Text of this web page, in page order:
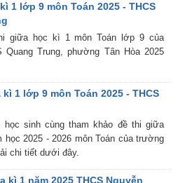
1 lớp 9 môn Toán 2025 - THCS
giữa học kì 1 môn Toán lớp 9 của
Quang Trung, phường Tân Hòa 2025
1 lớp 9 môn Toán 2025 - THCS
học sinh cùng tham khảo đề thi giữa
học 2025 - 2026 môn Toán của trường
chi tiết dưới đây.
kì 1 năm 2025 THCS Nguyễn